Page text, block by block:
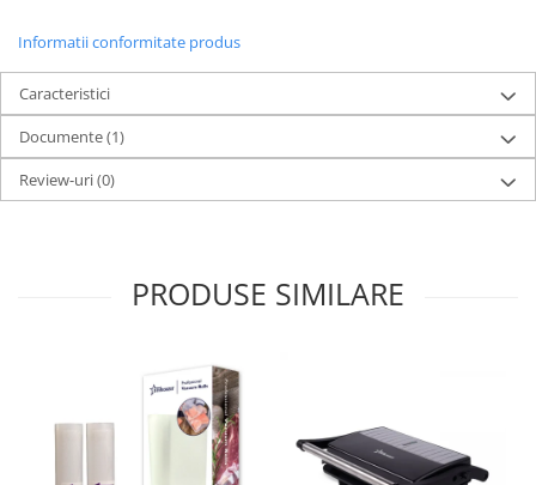
Informatii conformitate produs
Caracteristici
Documente (1)
Review-uri(0)
PRODUSE SIMILARE